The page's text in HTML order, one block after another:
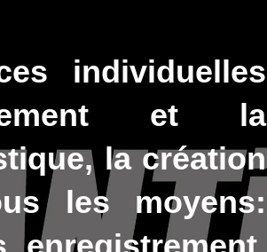
individuelles
et la
la création
les moyens: